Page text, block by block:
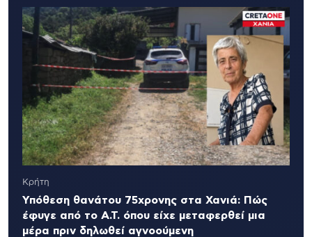
Κρήτη
Υπόθεση θανάτου 75χρονης στα Χανιά: Πώς
έφυγε από το Α.Τ. όπου είχε μεταφερθεί μια
μέρα πριν δηλωθεί αγνοούμενη